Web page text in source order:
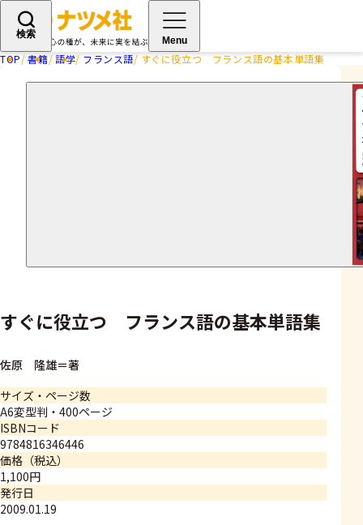
検索
Menu
TOP 書籍 語学 フランス語 すぐに役立つ フランス語の基本単語集
すぐに役立つ フランス語の基本単語集
佐原 隆雄＝著
サイズ・ページ数
A6変型判・400ページ
ISBNコード
9784816346446
価格（税込）
1,100円
発行日
2009.01.19